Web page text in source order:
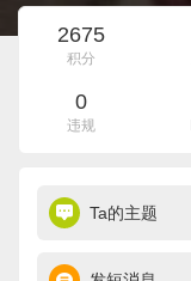
2675
积分
0
违规
Ta的主题